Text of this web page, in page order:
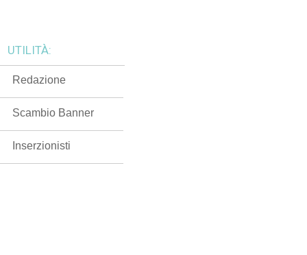
UTILITÀ:
Redazione
Scambio Banner
Inserzionisti